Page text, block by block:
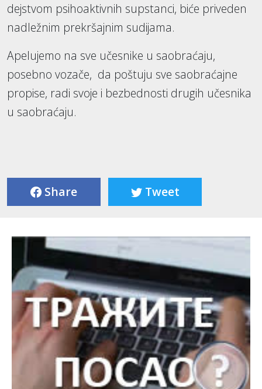
dejstvom psihoaktivnih supstanci, biće priveden
nadležnim prekršajnim sudijama.
Apelujemo na sve učesnike u saobraćaju,
posebno vozače, da poštuju sve saobraćajne
propise, radi svoje i bezbednosti drugih učesnika
u saobraćaju.
Share Tweet